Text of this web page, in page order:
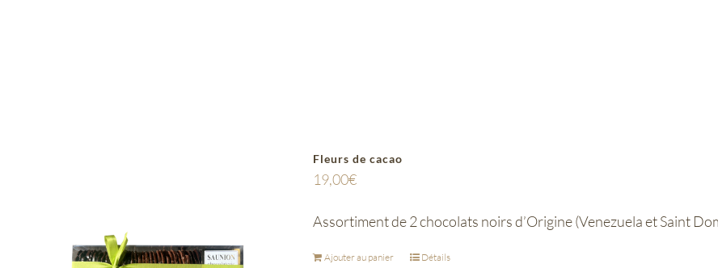
Fleurs de cacao
19,00€
Assortiment de 2 chocolats noirs d’Origine (Venezuela et Saint
Ajouter au panier Détails